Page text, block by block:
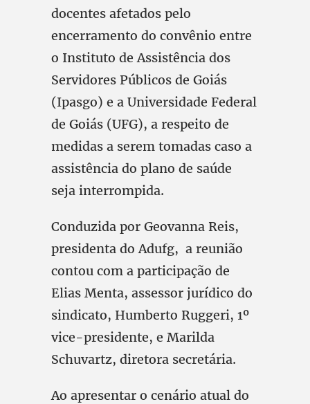
docentes afetados pelo
encerramento do convênio entre
o Instituto de Assistência dos
Servidores Públicos de Goiás
(Ipasgo) e a Universidade Federal
de Goiás (UFG), a respeito de
medidas a serem tomadas caso a
assistência do plano de saúde
seja interrompida.
Conduzida por Geovanna Reis,
presidenta do Adufg, a reunião
contou com a participação de
Elias Menta, assessor jurídico do
sindicato, Humberto Ruggeri, 1º
vice-presidente, e Marilda
Schuvartz, diretora secretária.
Ao apresentar o cenário atual do